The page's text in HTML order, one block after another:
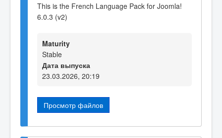
This is the French Language Pack for Joomla!
6.0.3 (v2)
Maturity
Stable
Дата выпуска
23.03.2026, 20:19
Просмотр файлов